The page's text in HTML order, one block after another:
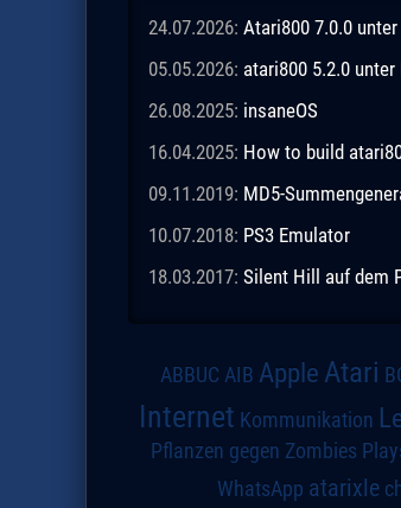
24.07.2026: Atari800 7.0.0
05.05.2026: atari800 5.2.0 unter
26.08.2025: insaneOS
16.04.2025: How to build
09.11.2019: MD5-
10.07.2018: PS3 Emulator
18.03.2017: Silent Hill auf dem
ABBUC AIB AppleAtari
Internet Kommunikation
Pflanzen gegen Zombies
WhatsApp atarixle